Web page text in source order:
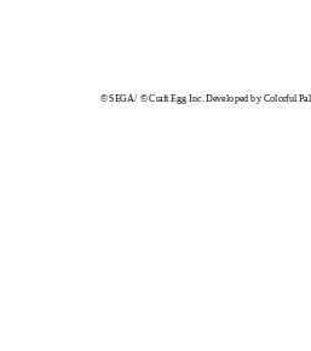
© SEGA / © Craft Egg Inc. Developed by Colorful